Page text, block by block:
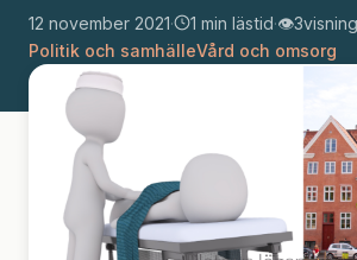
12 november 2021· 1 min lästid·👁️3
Politik och samhälleVård och omsorg